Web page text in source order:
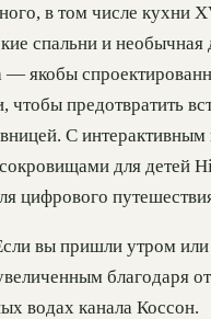
в том числе кухни
спальни и необычная
— якобы
предотвратить
С интерактивным
для детей
цифрового
вы пришли утром
благодаря
водах канала Коссон.